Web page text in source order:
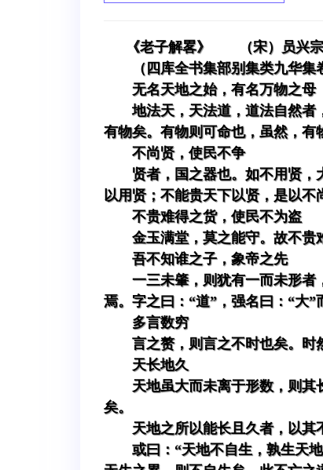
《老子解畧》 （宋）员兴
（四库全书集部别集类九华集
无名天地之始，有名万物之母
地法天，天法道，道法自然者
有物矣。有物则可命也，虽然，有
不尚贤，使民不争
贤者，国之器也。如不用贤
以用贤；不能贵天下以贤，是以不
不贵难得之货，使民不为盗
金玉满堂，莫之能守。故不贵
吾不知谁之子，象帝之先
一三未肇，则犹有一而未形者
焉。字之曰：“道”，强名曰：“大”
多言数穷
言之赘，则言之不时也矣。时
天长地久
天地虽大而未离于形数，则
矣。
天地之所以能长且久者，以其
或曰：“天地不自生，孰生天